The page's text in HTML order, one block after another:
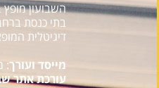
בתי כנסת
דיגיטלית
מייסד ועורך:
עורכת אתר